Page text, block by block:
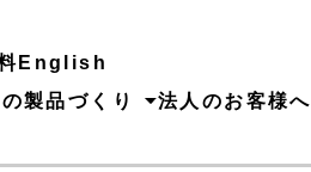
English
製品づくり 法人のお客様へ